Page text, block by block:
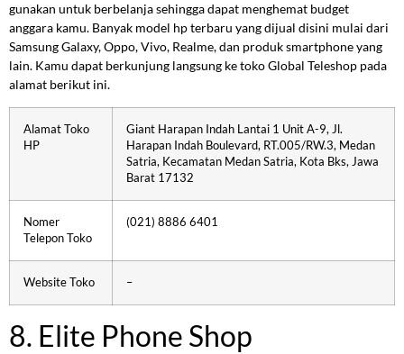
gunakan untuk berbelanja sehingga dapat menghemat budget
anggara kamu. Banyak model hp terbaru yang dijual disini mulai dari
Samsung Galaxy, Oppo, Vivo, Realme, dan produk smartphone yang
lain. Kamu dapat berkunjung langsung ke toko Global Teleshop pada
alamat berikut ini.
Alamat Toko
HP
Giant Harapan Indah Lantai 1 Unit A-9, Jl.
Harapan Indah Boulevard, RT.005/RW.3, Medan
Satria, Kecamatan Medan Satria, Kota Bks, Jawa
Barat 17132
Nomer
Telepon Toko
(021) 8886 6401
Website Toko –
8. Elite Phone Shop